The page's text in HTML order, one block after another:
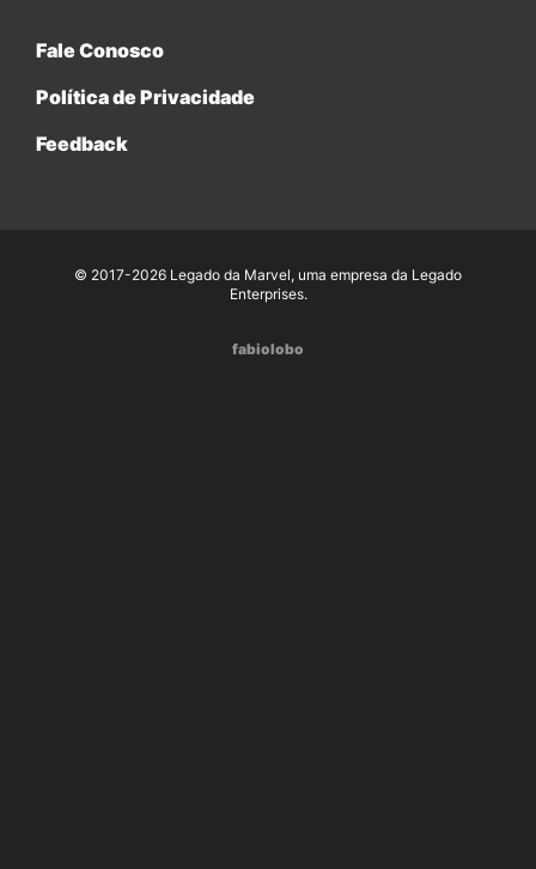
Fale Conosco
Política de Privacidade
Feedback
© 2017-2026 Legado da Marvel, uma empresa da Legado
Enterprises.
fabiolobo